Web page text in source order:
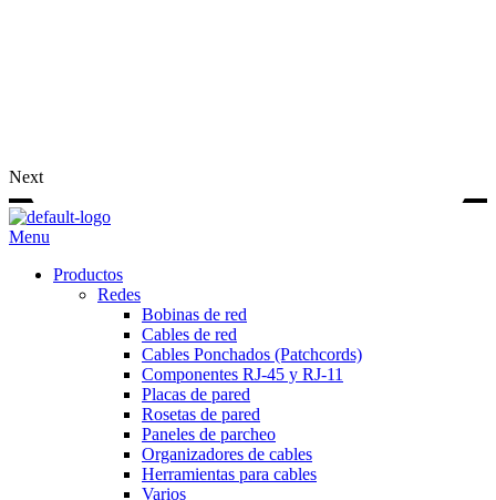
Next
Menu
Productos
Redes
Bobinas de red
Cables de red
Cables Ponchados (Patchcords)
Componentes RJ-45 y RJ-11
Placas de pared
Rosetas de pared
Paneles de parcheo
Organizadores de cables
Herramientas para cables
Varios